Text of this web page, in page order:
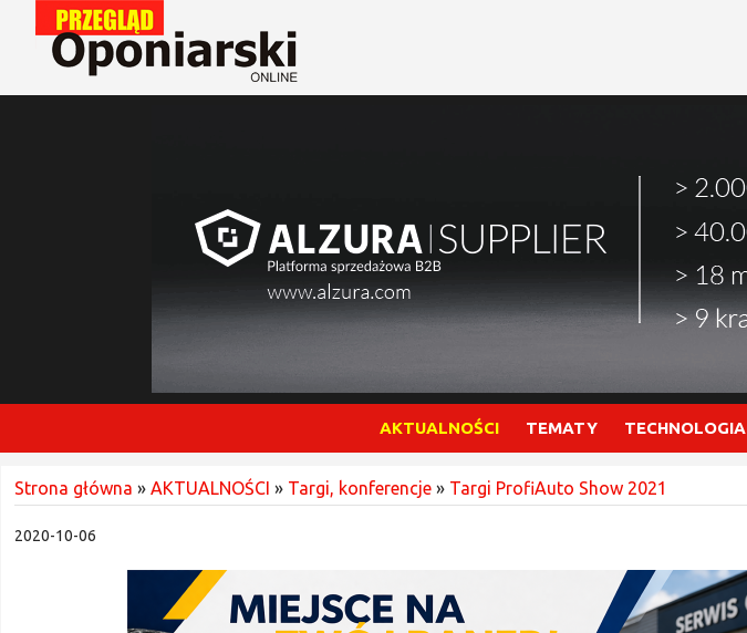
AKTUALNOŚCI TEMATY TECHNOLOGIA
Strona główna » AKTUALNOŚCI » Targi, konferencje » Targi ProfiAuto Show 2021
2020-10-06